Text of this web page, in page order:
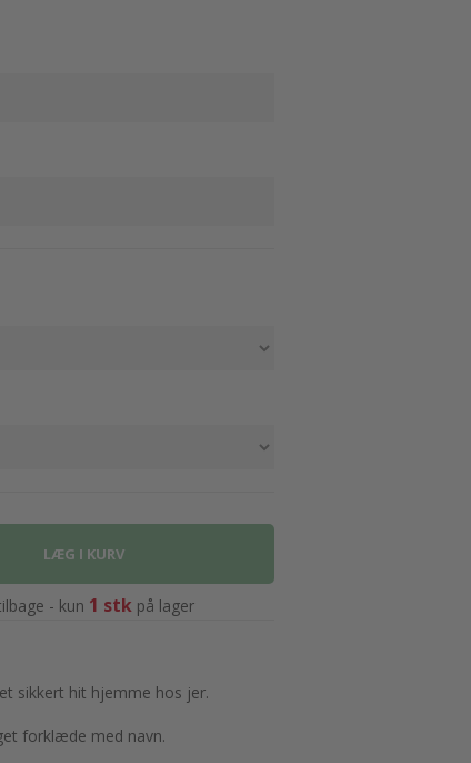
- kun 1 stkpå lager
sikkert hit hjemme hos jer.
forklæde med navn.